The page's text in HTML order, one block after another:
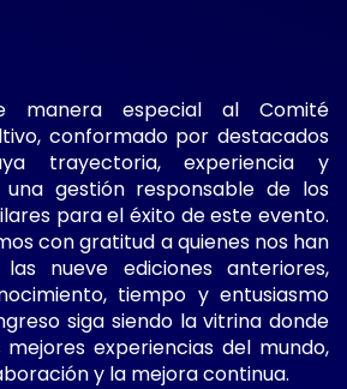
manera especial al Comité
conformado por destacados
trayectoria, experiencia y
gestión responsable de los
para el éxito de este evento.
con gratitud a quienes nos han
nueve ediciones anteriores,
tiempo y entusiasmo
siga siendo la vitrina donde
experiencias del mundo,
y la mejora continua.